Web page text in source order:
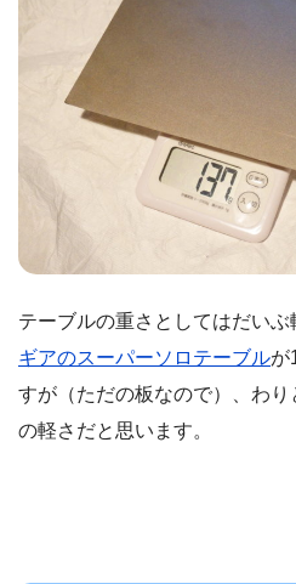
テーブルの重さとしてはだいぶ
ギアのスーパーソロテーブルが
すが（ただの板なので）、わ
の軽さだと思います。